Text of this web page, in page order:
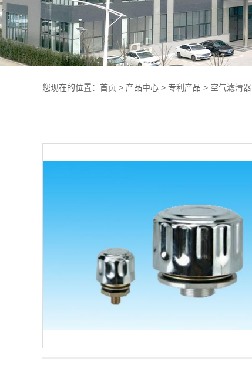
您现在的位置： 首页 > 产品中心 > 专利产品 > 空气滤清器